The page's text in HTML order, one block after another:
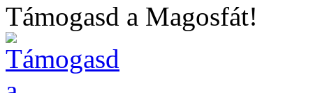
Támogasd a Magosfát!